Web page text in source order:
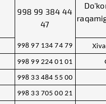
998 99 384 44
47
998 97 134 74 79
998 99 224 01 01
998 33 484 55 00
998 33 705 00 21